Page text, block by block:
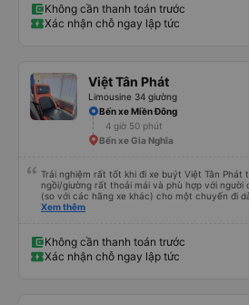
lượng và tiện ích được cung cấp. 5. Thái độ phục vụ: Nhân viên và tài xế rất
nhiệt tình, chu đáo và tôn trọng khách hàng.
hài lòng với các dịch vụ mà họ cung cấp. Dịch vụ của họ đáp ứng đầy đủ
Không cần thanh toán trước
Xác nhận chỗ ngay lập tức
Việt Tân Phát
Limousine 34 giường
Bến xe Miền Đông
4 giờ 50 phút
Bến xe Gia Nghĩa
Trải nghiệm rất tốt khi đi xe buýt Việt Tân Phát
ngồi/giường rất thoải mái và phù hợp với người
(so với các hãng xe khác) cho một chuyến đi
sử dụng lại sau.
Xem thêm
Không cần thanh toán trước
Xác nhận chỗ ngay lập tức